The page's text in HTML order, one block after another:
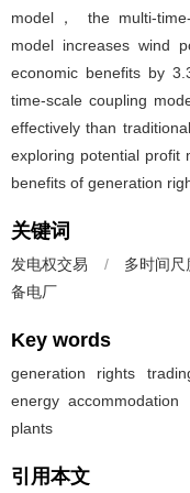
model， the multi-
model increases wind
economic benefits by
time-scale coupling
effectively than
exploring potential profit
benefits of generation
关键词
发电权交易 / 多时间尺
备电厂
Key words
generation rights
energy accommodation
plants
引用本文